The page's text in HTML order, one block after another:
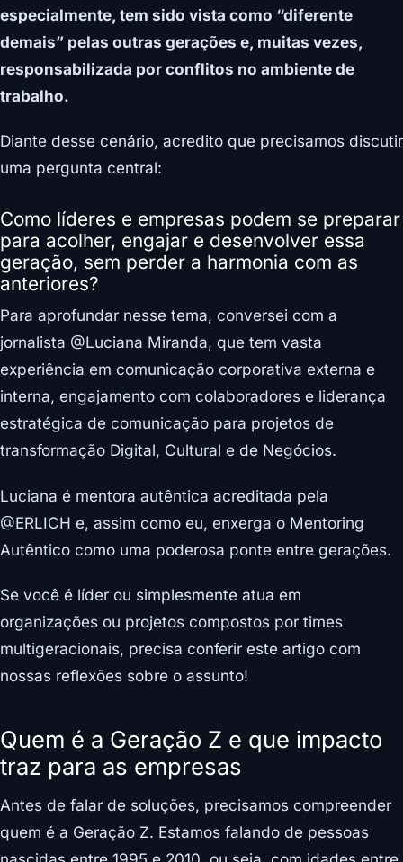
especialmente, tem sido vista como “diferente
demais” pelas outras gerações e, muitas vezes,
responsabilizada por conflitos no ambiente de
trabalho.
Diante desse cenário, acredito que precisamos discutir
uma pergunta central:
Como líderes e empresas podem se preparar
para acolher, engajar e desenvolver essa
geração, sem perder a harmonia com as
anteriores?
Para aprofundar nesse tema, conversei com a
jornalista @Luciana Miranda, que tem vasta
experiência em comunicação corporativa externa e
interna, engajamento com colaboradores e liderança
estratégica de comunicação para projetos de
transformação Digital, Cultural e de Negócios.
Luciana é mentora autêntica acreditada pela
@ERLICH e, assim como eu, enxerga o Mentoring
Autêntico como uma poderosa ponte entre gerações.
Se você é líder ou simplesmente atua em
organizações ou projetos compostos por times
multigeracionais, precisa conferir este artigo com
nossas reflexões sobre o assunto!
Quem é a Geração Z e que impacto
traz para as empresas
Antes de falar de soluções, precisamos compreender
quem é a Geração Z. Estamos falando de pessoas